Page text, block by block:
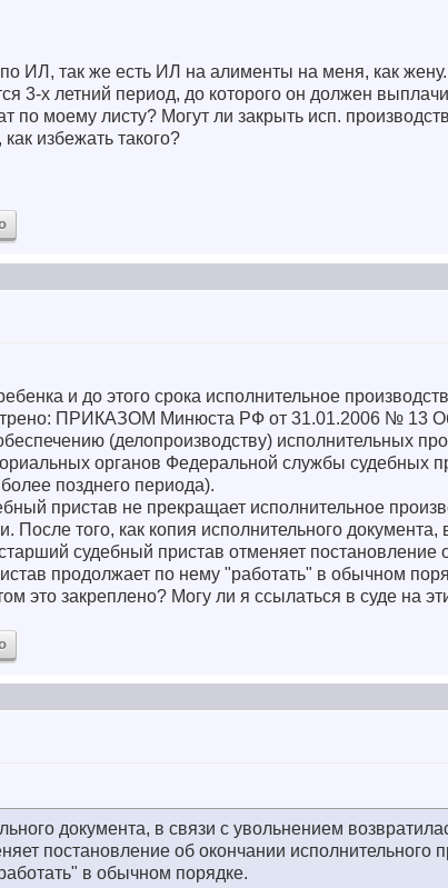
ИЛ, так же есть ИЛ на алименты на меня, как
3-х летний период, до которого он должен
по моему листу? Могут ли закрыть исп.
избежать такого?
и до этого срока исполнительное
ПРИКАЗОМ Минюста РФ от 31.01.2006 № 13
(делопроизводству) исполнительных
органов Федеральной службы судебных
позднего периода).
пристав не прекращает исполнительное
После того, как копия исполнительного документа,
судебный пристав отменяет постановление
продолжает по нему "работать" в обычном
это закреплено? Могу ли я ссылаться в суде на
документа, в связи с увольнением
постановление об окончании исполнительного
в обычном порядке.